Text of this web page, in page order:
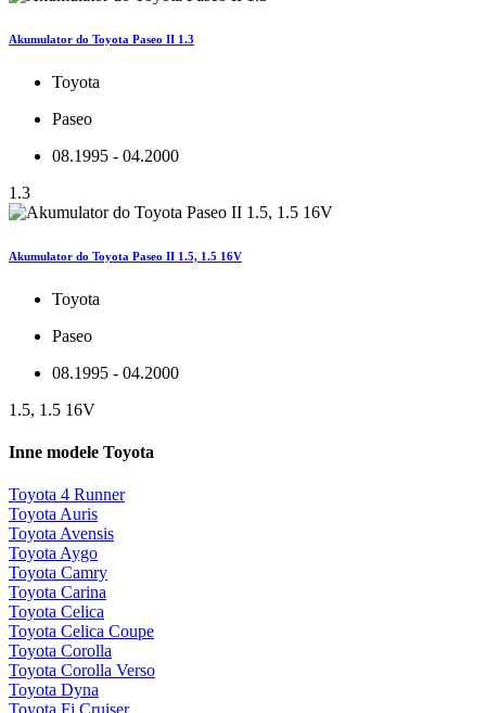
Akumulator do Toyota Paseo II 1.3
Toyota
Paseo
08.1995 - 04.2000
1.3
Akumulator do Toyota Paseo II 1.5, 1.5 16V
Toyota
Paseo
08.1995 - 04.2000
1.5, 1.5 16V
Inne modele Toyota
Toyota 4 Runner
Toyota Auris
Toyota Avensis
Toyota Aygo
Toyota Camry
Toyota Carina
Toyota Celica
Toyota Celica Coupe
Toyota Corolla
Toyota Corolla Verso
Toyota Dyna